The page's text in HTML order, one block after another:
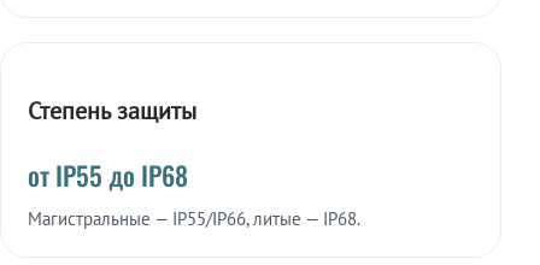
Степень защиты
от IP55 до IP68
Магистральные — IP55/IP66, литые — IP68.